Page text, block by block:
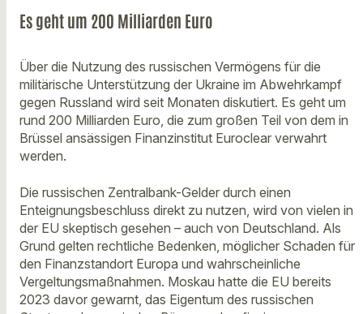
Es geht um 200 Milliarden Euro
Über die Nutzung des russischen Vermögens für die
militärische Unterstützung der Ukraine im Abwehrkampf
gegen Russland wird seit Monaten diskutiert. Es geht um
rund 200 Milliarden Euro, die zum großen Teil von dem in
Brüssel ansässigen Finanzinstitut Euroclear verwahrt
werden.
Die russischen Zentralbank-Gelder durch einen
Enteignungsbeschluss direkt zu nutzen, wird von vielen in
der EU skeptisch gesehen – auch von Deutschland. Als
Grund gelten rechtliche Bedenken, möglicher Schaden für
den Finanzstandort Europa und wahrscheinliche
Vergeltungsmaßnahmen. Moskau hatte die EU bereits
2023 davor gewarnt, das Eigentum des russischen